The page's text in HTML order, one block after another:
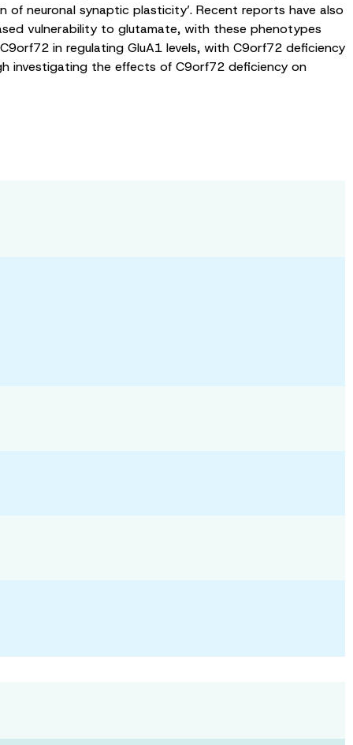
of neuronal synaptic plasticity’. Recent reports have also
vulnerability to glutamate, with these phenotypes
in regulating GluA1 levels, with C9orf72 deficiency
investigating the effects of C9orf72 deficiency on